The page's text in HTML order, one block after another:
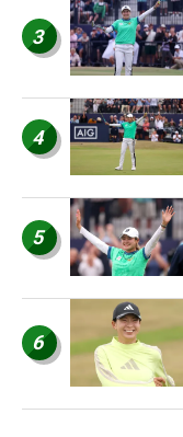
3
4
5
6